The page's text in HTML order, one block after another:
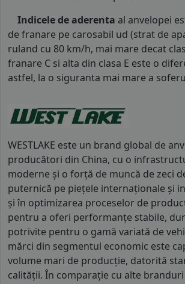
Indicele de aderenta al anvelopei
de franare pe carosabil ud (strat de
ruland cu 80 km/h, mai mare decat
franare C si alta din clasa E este o
astfel, la o siguranta mai mare a
WESTLAKE este un brand global de
producători din China, cu o
moderne și o forță de muncă de zeci
puternică pe piețele internaționale și
și în optimizarea proceselor de
pentru a oferi performanțe stabile,
potrivite pentru o gamă variată de
mărci din segmentul economic este
volume mari de producție, datorită
calității. În comparație cu alte